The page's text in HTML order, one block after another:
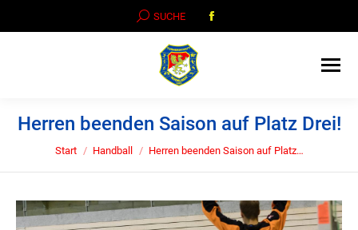
SEARCH:
SUCHE
page
window
Herren beenden Saison auf Platz Drei!
Sie befinden sich hier:
Start Handball Herren beenden Saison auf Platz…